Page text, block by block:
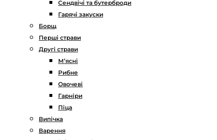
Сендвічі та бутерброди
Гарячі закуски
Борщ
Перші страви
Другі страви
М’ясні
Рибне
Овочеві
Гарніри
Піца
Випічка
Варення